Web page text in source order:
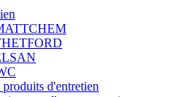
d'entretien